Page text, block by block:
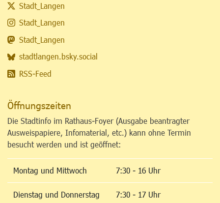
Stadt_Langen
Stadt_Langen
Stadt_Langen
stadtlangen.bsky.social
RSS-Feed
Öffnungszeiten
Die Stadtinfo im Rathaus-Foyer (Ausgabe beantragter
Ausweispapiere, Infomaterial, etc.) kann ohne Termin
besucht werden und ist geöffnet:
Montag und Mittwoch 7:30 - 16 Uhr
Dienstag und Donnerstag 7:30 - 17 Uhr